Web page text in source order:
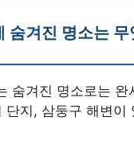
숨겨진 명소는
숨겨진 명소로는 완
단지, 삼둥구 해변이